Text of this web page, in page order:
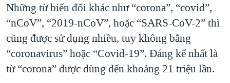
Những từ biến đổi khác như “corona”, “covid”,
“nCoV”, “2019-nCoV”, hoặc “SARS-CoV-2” thì
cũng được sử dụng nhiều, tuy không bằng
“coronavirus” hoặc “Covid-19”. Đáng kể nhất là
từ “corona” được dùng đến khoảng 21 triệu lần.